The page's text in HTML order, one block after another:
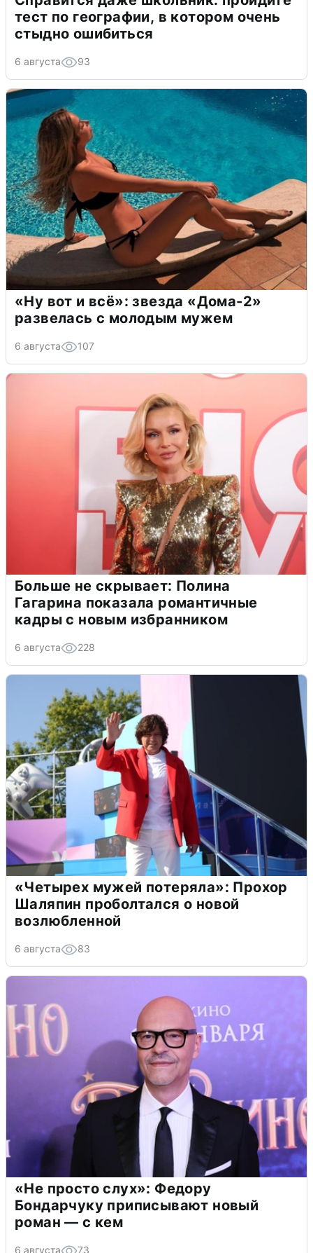
тест по географии, в котором очень
стыдно ошибиться
6 августа 93
«Ну вот и всё»: звезда «Дома-2»
развелась с молодым мужем
6 августа 107
Больше не скрывает: Полина
Гагарина показала романтичные
кадры с новым избранником
6 августа 228
«Четырех мужей потеряла»: Прохор
Шаляпин проболтался о новой
возлюбленной
6 августа 83
«Не просто слух»: Федору
Бондарчуку приписывают новый
роман — с кем
6 августа 73